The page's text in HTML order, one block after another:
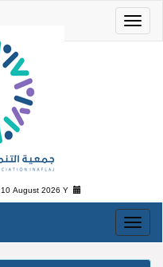
10 August 2026 Y